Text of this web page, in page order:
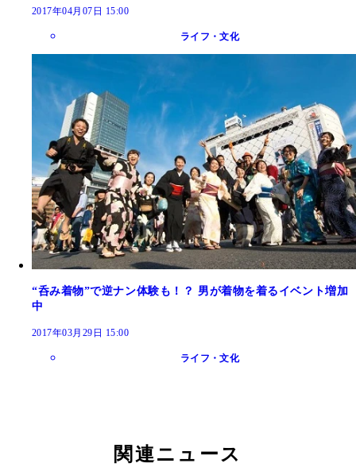
2017年04月07日 15:00
ライフ・文化
“呑み着物”で逆ナン体験も！？ 男が着物を着るイベント増加
中
2017年03月29日 15:00
ライフ・文化
関連ニュース